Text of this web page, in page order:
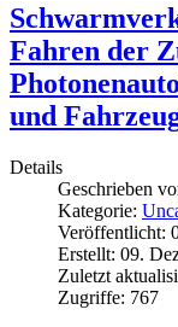
Fahren der
und
Details
Geschrieben
Kategorie:
Veröffentlicht:
Erstellt: 09.
Zuletzt
Zugriffe: 767